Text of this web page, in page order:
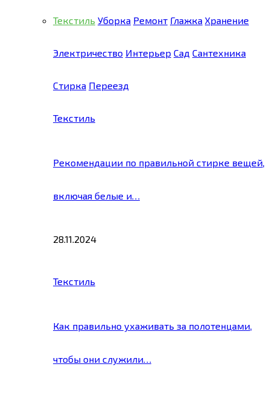
Текстиль Уборка Ремонт Глажка Хранение
Электричество Интерьер Сад Сантехника
Стирка Переезд
Текстиль
Рекомендации по правильной стирке вещей,
включая белые и…
28.11.2024
Текстиль
Как правильно ухаживать за полотенцами,
чтобы они служили…